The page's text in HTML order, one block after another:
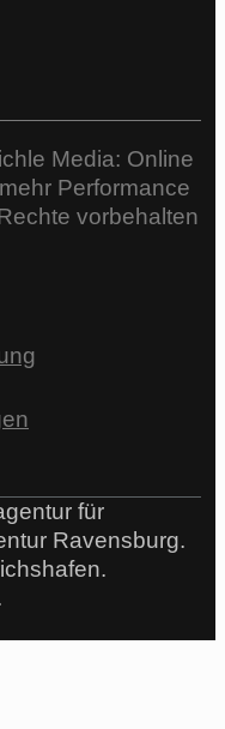
Media: Online
Performance
vorbehalten
für
Ravensburg.